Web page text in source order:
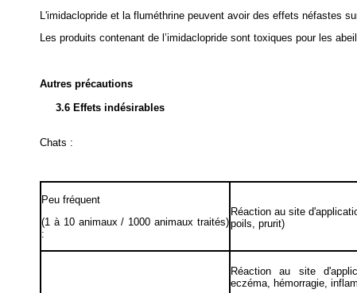
L'imidaclopride et la fluméthrine peuvent avoir des effets néfastes
Les produits contenant de l’imidaclopride sont toxiques pour les
Autres précautions
3.6 Effets indésirables
Chats :
Peu fréquent
(1 à 10 animaux / 1000 animaux traités)
:
Réaction au site
poils, prurit)
Réaction au site
eczéma, hémorragie,